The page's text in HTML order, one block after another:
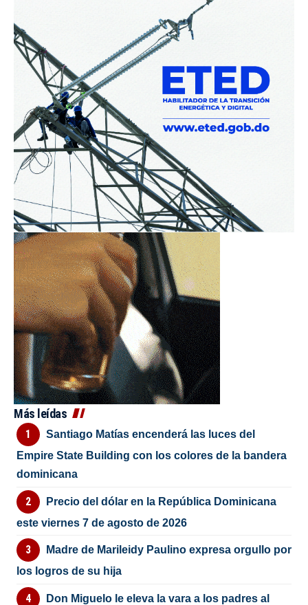
Más leídas
Santiago Matías encenderá las luces del
Empire State Building con los colores de la bandera
dominicana
Precio del dólar en la República Dominicana
este viernes 7 de agosto de 2026
Madre de Marileidy Paulino expresa orgullo por
los logros de su hija
Don Miguelo le eleva la vara a los padres al